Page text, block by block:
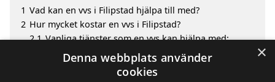
1 Vad kan en vvs i Filipstad hjälpa till med?
2 Hur mycket kostar en vvs i Filipstad?
2.1 Vanliga tjänster som en vvs kan hjälpa med:
Fördelar med att välja vvs i Filipstad
Sök efter en skicklig vvs i de omgivande städerna
×
Denna webbplats använder
cookies